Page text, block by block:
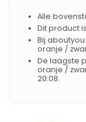
Alle
Dit product
Bij
oranje /
De laagste
oranje /
20:08.